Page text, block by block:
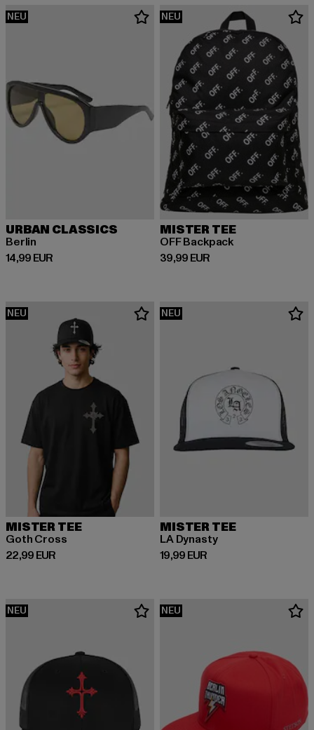
NEU
URBAN CLASSICS
Berlin
14,99 EUR
Derzeitiger Preis: 14,99 EUR
NEU
MISTER TEE
OFF Backpack
39,99 EUR
Derzeitiger Preis: 39,99 EUR
NEU
MISTER TEE
Goth Cross
22,99 EUR
Derzeitiger Preis: 22,99 EUR
NEU
MISTER TEE
LA Dynasty
19,99 EUR
Derzeitiger Preis: 19,99 EUR
NEU NEU